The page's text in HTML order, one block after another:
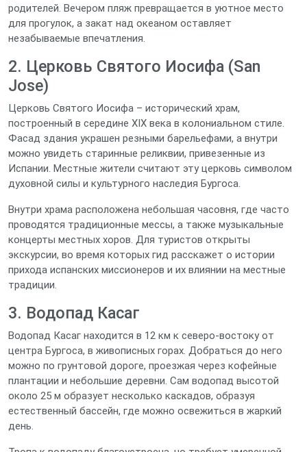
родителей. Вечером пляж превращается в уютное место
для прогулок, а закат над океаном оставляет
незабываемые впечатления.
2. Церковь Святого Иосифа (San
Jose)
Церковь Святого Иосифа – исторический храм,
построенный в середине XIX века в колониальном стиле.
Фасад здания украшен резными барельефами, а внутри
можно увидеть старинные реликвии, привезенные из
Испании. Местные жители считают эту церковь символом
духовной силы и культурного наследия Бургоса.
Внутри храма расположена небольшая часовня, где часто
проводятся традиционные мессы, а также музыкальные
концерты местных хоров. Для туристов открыты
экскурсии, во время которых гид расскажет о истории
прихода испанских миссионеров и их влиянии на местные
традиции.
3. Водопад Касаг
Водопад Касаг находится в 12 км к северо‑востоку от
центра Бургоса, в живописных горах. Добраться до него
можно по грунтовой дороге, проезжая через кофейные
плантации и небольшие деревни. Сам водопад высотой
около 25 м образует несколько каскадов, образуя
естественный бассейн, где можно освежиться в жаркий
день.